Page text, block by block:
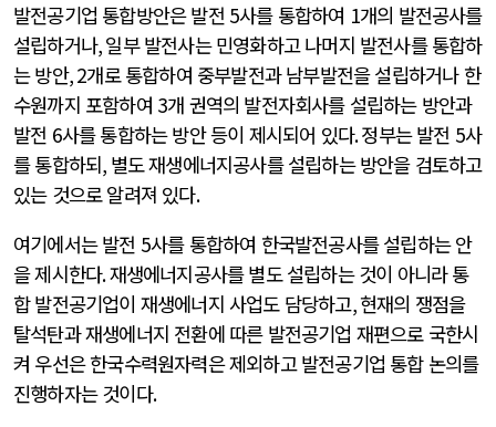
발전공기업 통합방안은 발전 5사를 통합하여 1개의 발전공사를
설립하거나,일부 발전사는 민영화하고 나머지 발전사를 통합하
는 방안, 2개로 통합하여 중부발전과 남부발전을 설립하거나 한
수원까지 포함하여 3개 권역의 발전자회사를 설립하는 방안과
발전 6사를 통합하는 방안 등이 제시되어 있다.정부는 발전 5사
를 통합하되, 별도 재생에너지공사를 설립하는 방안을 검토하고
있는 것으로 알려져 있다.
여기에서는 발전 5사를 통합하여 한국발전공사를 설립하는 안
을 제시한다.재생에너지공사를 별도 설립하는 것이 아니라 통
합 발전공기업이 재생에너지 사업도 담당하고,현재의 쟁점을
탈석탄과 재생에너지 전환에 따른 발전공기업 재편으로 국한시
켜 우선은 한국수력원자력은 제외하고 발전공기업 통합 논의를
진행하자는 것이다.